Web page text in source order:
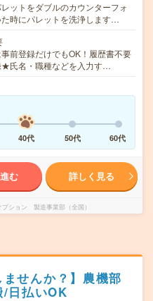
ットをダブルのカウンターフォ
時にパレットを洗浄します…
前登録だけでもOK！履歴書不要
★氏名・職種などを入力す…
40代 50代 60代
む 詳しく見る
ション 製造事業部（全国）
ませんか？】農機部
/日払いOK